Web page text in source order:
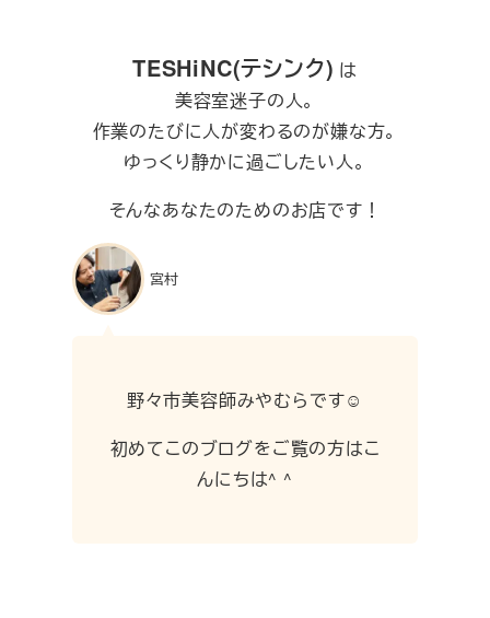
TESHiNC(テシンク) は
美容室迷子の人。
作業のたびに人が変わるのが嫌な方。
ゆっくり静かに過ごしたい人。
そんなあなたのためのお店です！
宮村
野々市美容師みやむらです☺︎
初めてこのブログをご覧の方はこ
んにちは^ ^